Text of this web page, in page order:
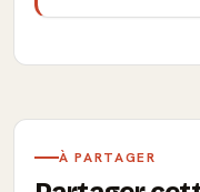
À PARTAGER